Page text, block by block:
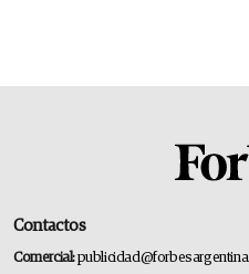
Contactos
Comercial: